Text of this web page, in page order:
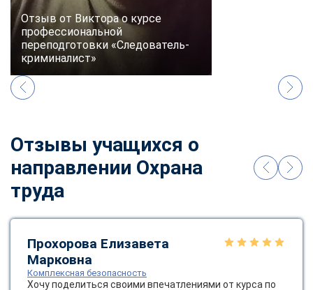
Отзыв от Виктора о курсе
профессиональной
переподготовки «Следователь-
криминалист»
Отзывы учащихся о
направлении Охрана
труда
Прохорова Елизавета
Марковна
Комплексная безопасность
Хочу поделиться своими впечатлениями от курса по
Telegram
Vkontakte EMail